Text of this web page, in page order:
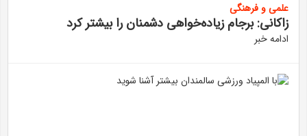
علمی و فرهنگی
زاکانی: برجام زیاده‌خواهی دشمنان را بیشتر کرد
ادامه خبر